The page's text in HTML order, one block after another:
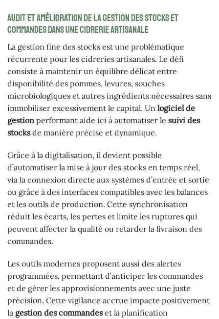
Audit et amélioration de la gestion des stocks et
commandes dans une cidrerie artisanale
La gestion fine des stocks est une problématique
récurrente pour les cidreries artisanales. Le défi
consiste à maintenir un équilibre délicat entre
disponibilité des pommes, levures, souches
microbiologiques et autres ingrédients nécessaires sans
immobiliser excessivement le capital. Un logiciel de
gestion performant aide ici à automatiser le suivi des
stocksde manière précise et dynamique.
Grâce à la digitalisation, il devient possible
d’automatiser la mise à jour des stocks en temps réel,
via la connexion directe aux systèmes d’entrée et sortie
ou grâce à des interfaces compatibles avec les balances
et les outils de production. Cette synchronisation
réduit les écarts, les pertes et limite les ruptures qui
peuvent affecter la qualité ou retarder la livraison des
commandes.
Les outils modernes proposent aussi des alertes
programmées, permettant d’anticiper les commandes
et de gérer les approvisionnements avec une juste
précision. Cette vigilance accrue impacte positivement
la gestion des commandeset la planification